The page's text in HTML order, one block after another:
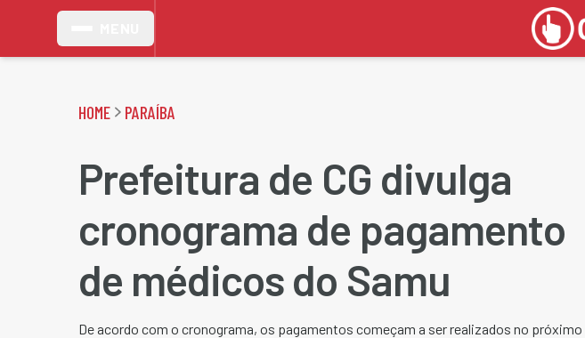
HOME PARAÍBA
Prefeitura de CG divulga
cronograma de pagamento
de médicos do Samu
De acordo com o cronograma, os pagamentos começam a ser realizados no próximo